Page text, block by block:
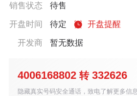
销售状态
待售
开盘时间
待定
开盘提醒
开发商
暂无数据
4006168802 转 332626
隐藏真实号码安全通话，致电了解更多信